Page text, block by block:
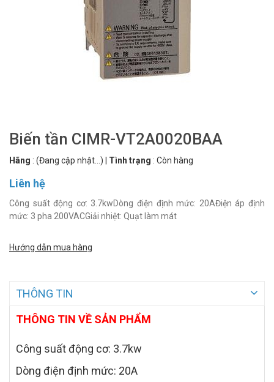
Biến tần CIMR-VT2A0020BAA
Hãng : (Đang cập nhật...) Tình trạng : Còn hàng
Liên hệ
Công suất động cơ: 3.7kwDòng điện định mức: 20AĐiện áp định
mức: 3 pha 200VACGiải nhiệt: Quạt làm mát
Hướng dẫn mua hàng
THÔNG TIN
THÔNG TIN VỀ SẢN PHẨM
Công suất động cơ: 3.7kw
Dòng điện định mức: 20A